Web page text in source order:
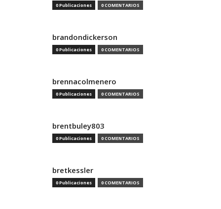
0 Publicaciones 0 COMENTARIOS
brandondickerson
0 Publicaciones 0 COMENTARIOS
brennacolmenero
0 Publicaciones 0 COMENTARIOS
brentbuley803
0 Publicaciones 0 COMENTARIOS
bretkessler
0 Publicaciones 0 COMENTARIOS